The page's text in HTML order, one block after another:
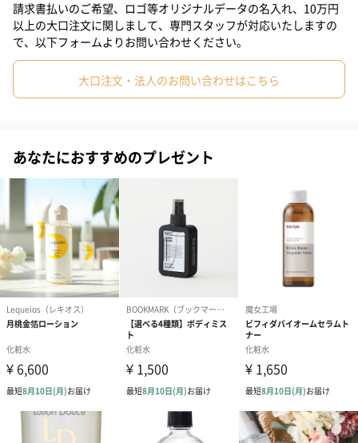
うるおいたっぷり超軟水仕込みの純米酒で、脱ゆらぎ肌。
肌の乾燥やゆらぎなど日常的な肌トラブルは、
肌をうるおいで満たすことで予防することができます。
ニセコ羊蹄山の湧き水と、その美しい水で仕込まれた
肌が求める美しい水と、20種類以上のアミノ酸を含む日本酒が、
肌の持つ本来のチカラを引き出します。
ハリのあるクリアな美しい肌へ。
美しい肌作りの基本は保湿。
乾燥やテカリ、毛穴、ベタつきなど、トラブルの多くは肌の水分
量不足が原因です。
角質層の水分が不足していると、肌本来の働きやバリア機能が十
請求書払いのご希望、ロゴ等オリジナルデータの名入れ、10万円
以上の大口注文に関しまして、専門スタッフが対応いたしますの
で、以下フォームよりお問い合わせください。
大口注文・法人のお問い合わせはこちら
あなたにおすすめのプレゼント